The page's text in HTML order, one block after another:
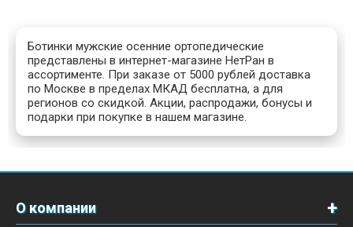
Ботинки мужские осенние ортопедические
представлены в интернет-магазине НетРан в
ассортименте. При заказе от 5000 рублей доставка
по Москве в пределах МКАД бесплатна, а для
регионов со скидкой. Акции, распродажи, бонусы и
подарки при покупке в нашем магазине.
О компании